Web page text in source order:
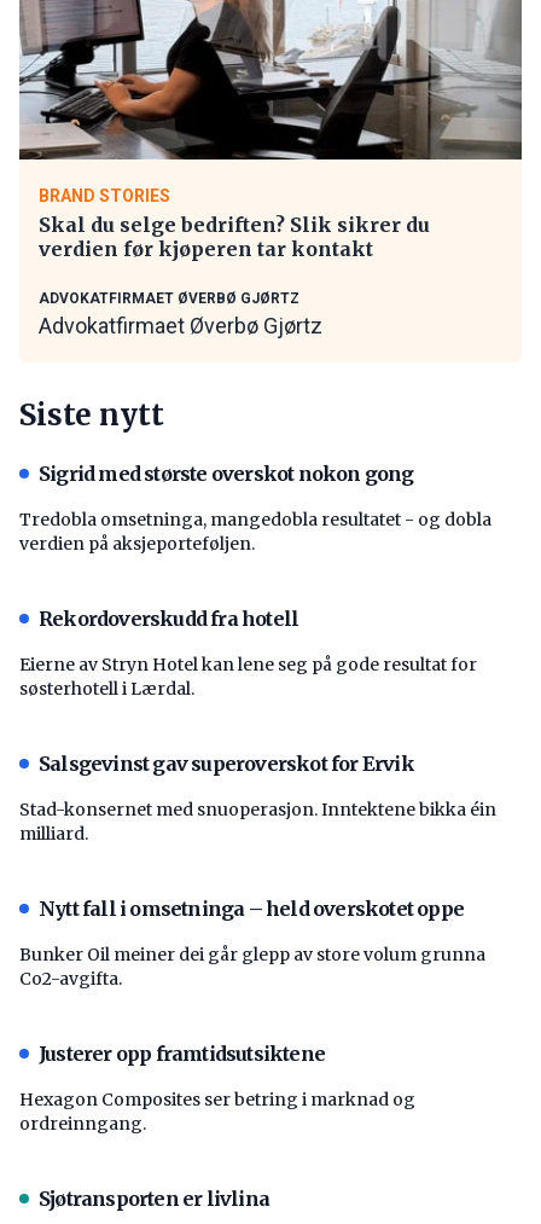
BRAND STORIES
Skal du selge bedriften? Slik sikrer du
verdien før kjøperen tar kontakt
ADVOKATFIRMAET ØVERBØ GJØRTZ
Advokatfirmaet Øverbø Gjørtz
Siste nytt
Sigrid med største overskot nokon gong
Tredobla omsetninga, mangedobla resultatet - og dobla
verdien på aksjeporteføljen.
Rekordoverskudd fra hotell
Eierne av Stryn Hotel kan lene seg på gode resultat for
søsterhotell i Lærdal.
Salsgevinst gav superoverskot for Ervik
Stad-konsernet med snuoperasjon. Inntektene bikka éin
milliard.
Nytt fall i omsetninga – held overskotet oppe
Bunker Oil meiner dei går glepp av store volum grunna
Co2-avgifta.
Justerer opp framtidsutsiktene
Hexagon Composites ser betring i marknad og
ordreinngang.
Sjøtransporten er livlina